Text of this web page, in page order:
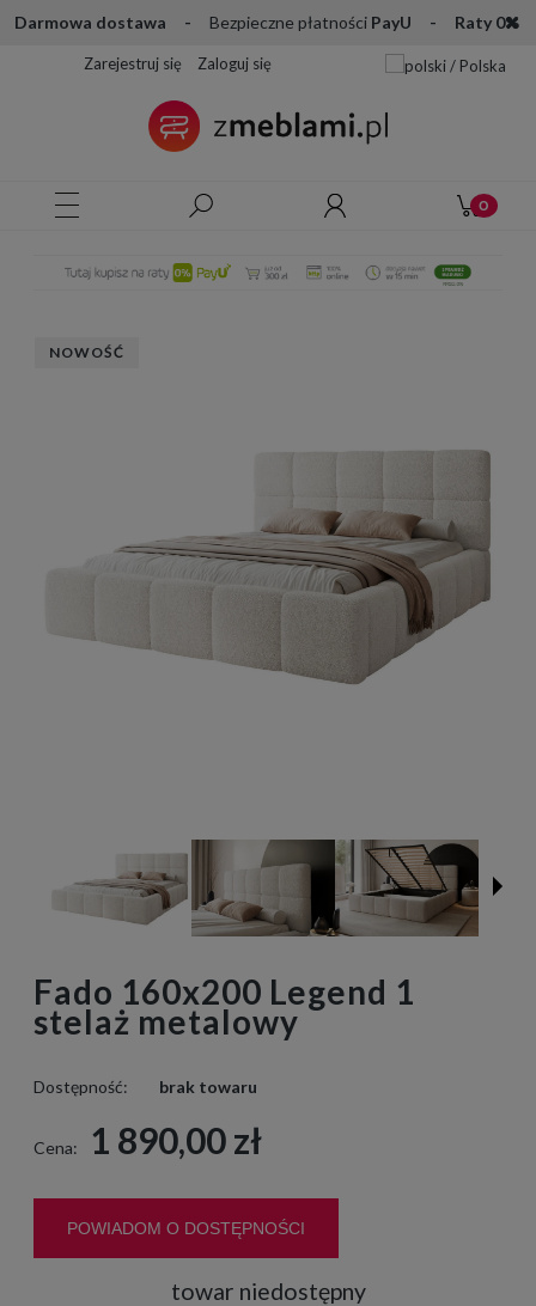
Darmowa dostawa - Bezpieczne płatności PayU - Raty 0%
Zarejestruj się Zaloguj się
NOWOŚĆ
Fado 160x200 Legend 1
stelaż metalowy
Dostępność: brak towaru
Cena: 1 890,00 zł
POWIADOM O DOSTĘPNOŚCI
towar niedostępny